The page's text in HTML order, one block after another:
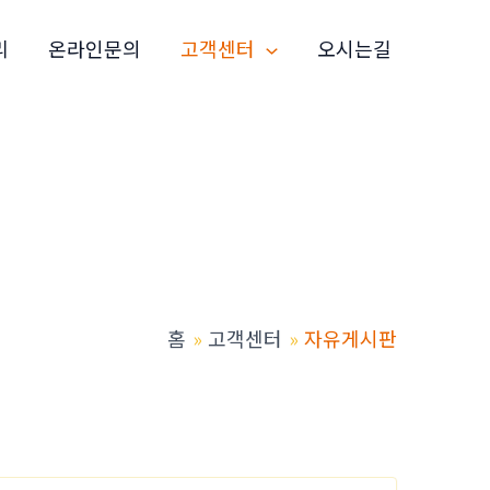
온라인문의 고객센터 오시는길
홈 고객센터 자유게시판